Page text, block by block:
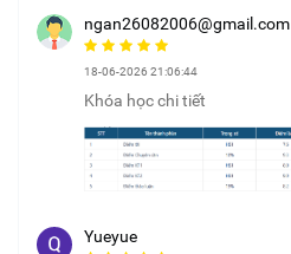
ngan26082006@gmail.com
18-06-2026 21:06:44
Khóa học chi tiết
Yueyue